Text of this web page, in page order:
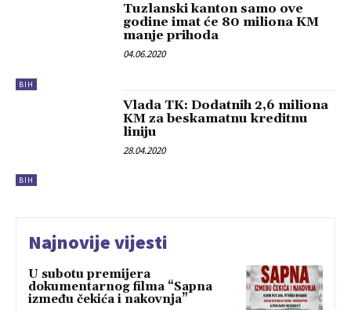
BIH
Tuzlanski kanton samo ove
godine imat će 80 miliona KM
manje prihoda
04.06.2020
BIH
Vlada TK: Dodatnih 2,6 miliona
KM za beskamatnu kreditnu
liniju
28.04.2020
Najnovije vijesti
U subotu premijera
dokumentarnog filma “Sapna
između čekića i nakovnja”